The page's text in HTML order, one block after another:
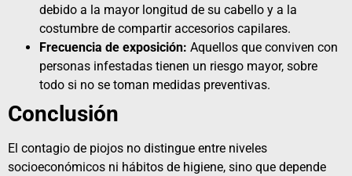
debido a la mayor longitud de su cabello y a la
costumbre de compartir accesorios capilares.
Frecuencia de exposición: Aquellos que conviven con
personas infestadas tienen un riesgo mayor, sobre
todo si no se toman medidas preventivas.
Conclusión
El contagio de piojos no distingue entre niveles
socioeconómicos ni hábitos de higiene, sino que depende